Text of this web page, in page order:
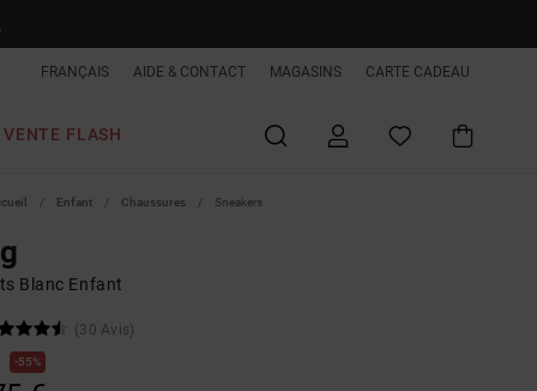
FRANÇAIS AIDE & CONTACT MAGASINS CARTE CADEAU
VENTE FLASH
Enfant Chaussures Sneakers
Blanc Enfant
(30 Avis)
55%